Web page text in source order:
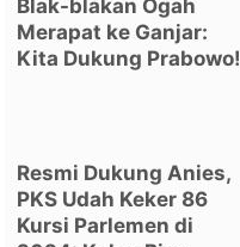
Blak-blakan Ogah
Merapat ke Ganjar:
Kita Dukung Prabowo!
Resmi Dukung Anies,
PKS Udah Keker 86
Kursi Parlemen di